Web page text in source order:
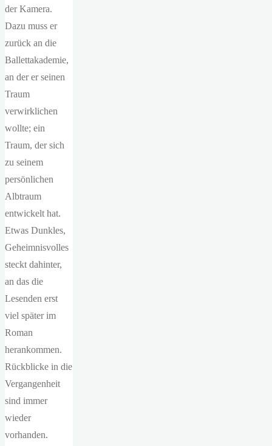
der Kamera.
Dazu muss er
zurück an die
Ballettakademie,
an der er seinen
Traum
verwirklichen
wollte; ein
Traum, der sich
zu seinem
persönlichen
Albtraum
entwickelt hat.
Etwas Dunkles,
Geheimnisvolles
steckt dahinter,
an das die
Lesenden erst
viel später im
Roman
herankommen.
Rückblicke in die
Vergangenheit
sind immer
wieder
vorhanden.